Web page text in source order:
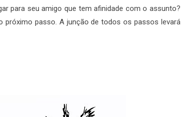
para seu amigo que tem afinidade com o assunto?
próximo passo. A junção de todos os passos levará